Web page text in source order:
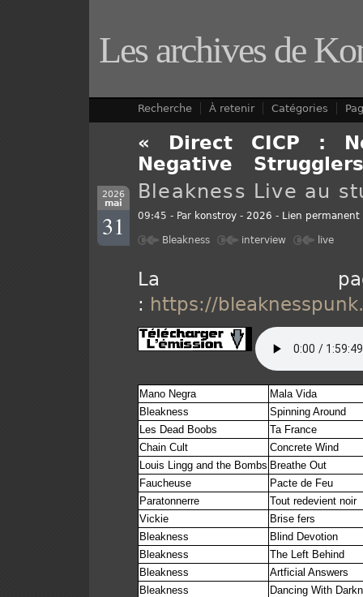
Les archives de
Recherche À retenir Catégories
« Direct CICP :
Negative
2026
mai
31
Bleakness Live au
09:45 - Par konstroy - 2026 - Lien permanent
Bleakness interview live
La
: https://
Mano Negra
Mala Vida
Bleakness
Spinning Around
Les Dead Boobs
Ta France
Chain Cult
Concrete Wind
Louis Lingg and the Bombs Breathe Out
Faucheuse
Pacte de Feu
Paratonnerre
Tout redevient noir
Vickie
Brise fers
Bleakness
Blind Devotion
Bleakness
The Left Behind
Bleakness
Artficial Answers
Bleakness
Dancing With